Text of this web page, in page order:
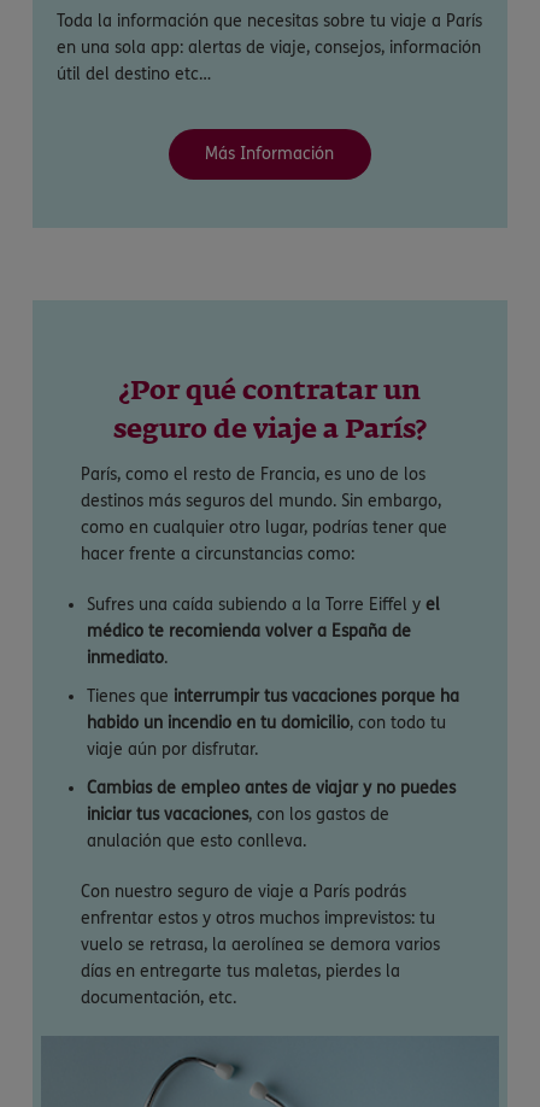
Toda la información que necesitas sobre tu viaje a París
en una sola app: alertas de viaje, consejos, información
útil del destino etc…
Más Información
¿Por qué contratar un
seguro de viaje a París?
París, como el resto de Francia, es uno de los
destinos más seguros del mundo. Sin embargo,
como en cualquier otro lugar, podrías tener que
hacer frente a circunstancias como:
Sufres una caída subiendo a la Torre Eiffel y el
médico te recomienda volver a España de
inmediato.
Tienes que interrumpir tus vacaciones porque ha
habido un incendio en tu domicilio, con todo tu
viaje aún por disfrutar.
Cambias de empleo antes de viajar y no puedes
iniciar tus vacaciones, con los gastos de
anulación que esto conlleva.
Con nuestro seguro de viaje a París podrás
enfrentar estos y otros muchos imprevistos: tu
vuelo se retrasa, la aerolínea se demora varios
días en entregarte tus maletas, pierdes la
documentación, etc.